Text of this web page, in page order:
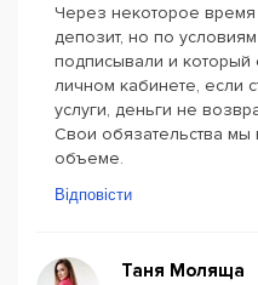
Через некоторое
депозит, но по
подписывали и который
личном кабинете, если
услуги, деньги не
Свои обязательства
объеме.
Відповісти
Таня Моляща